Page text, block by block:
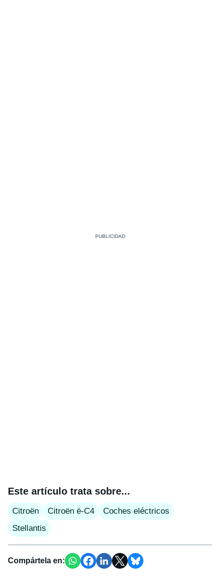
Este artículo trata sobre...
Citroën Citroën ë-C4
Coches eléctricos
Stellantis
Compártela en: